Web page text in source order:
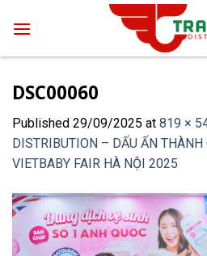
DSC00060
Published 29/09/2025 at 819 ×
DISTRIBUTION – DẤU ẤN THÀNH
VIETBABY FAIR HÀ NỘI 2025